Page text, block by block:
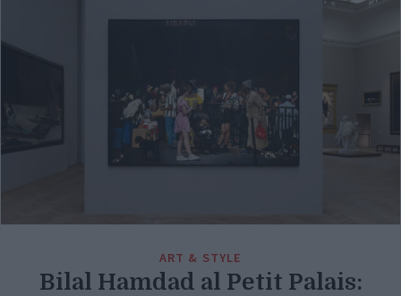
ART & STYLE
Bilal Hamdad al Petit Palais: